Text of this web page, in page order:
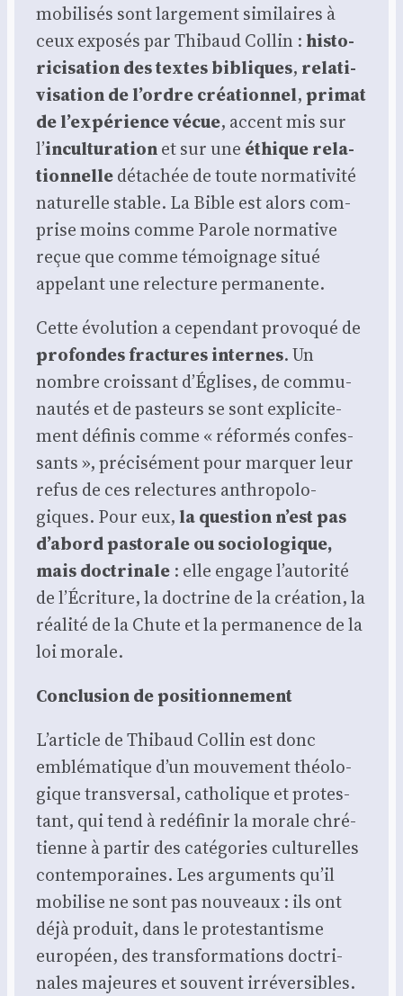
mobi­li­sés sont lar­ge­ment simi­laires à
ceux expo­sés par Thi­baud Col­lin : his­to­
ri­ci­sa­tion des textes bibliques, rela­ti­
vi­sa­tion de l’ordre créa­tion­nel,pri­mat
de l’expérience vécue, accent mis sur
l’incul­tu­ra­tionet sur une éthique rela­
tion­nelledéta­chée de toute nor­ma­ti­vi­té
natu­relle stable. La Bible est alors com­
prise moins comme Parole nor­ma­tive
reçue que comme témoi­gnage situé
appe­lant une relec­ture per­ma­nente.
Cette évo­lu­tion a cepen­dant pro­vo­qué de
pro­fondes frac­tures internes. Un
nombre crois­sant d’Églises, de com­mu­
nau­tés et de pas­teurs se sont expli­ci­te­
ment défi­nis comme « réfor­més confes­
sants », pré­ci­sé­ment pour mar­quer leur
refus de ces relec­tures anthro­po­lo­
giques. Pour eux, la ques­tion n’est pas
d’abord pas­to­rale ou socio­lo­gique,
mais doc­tri­nale : elle engage l’autorité
de l’Écriture, la doc­trine de la créa­tion, la
réa­li­té de la Chute et la per­ma­nence de la
loi morale.
Conclu­sion de posi­tion­ne­ment
L’article de Thi­baud Col­lin est donc
emblé­ma­tique d’un mou­ve­ment théo­lo­
gique trans­ver­sal, catho­lique et pro­tes­
tant, qui tend à redé­fi­nir la morale chré­
tienne à par­tir des caté­go­ries cultu­relles
contem­po­raines. Les argu­ments qu’il
mobi­lise ne sont pas nou­veaux : ils ont
déjà pro­duit, dans le pro­tes­tan­tisme
euro­péen, des trans­for­ma­tions doc­tri­
nales majeures et sou­vent irré­ver­sibles.